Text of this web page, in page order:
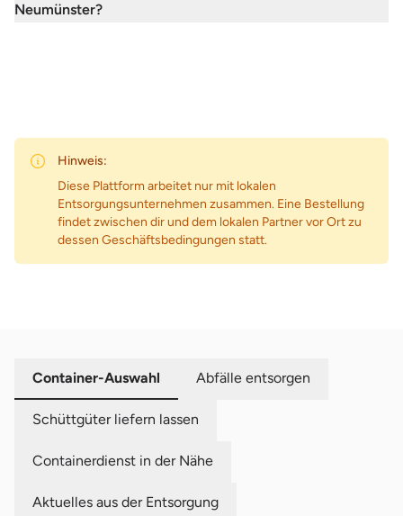
Neumünster?
Hinweis:
Diese Plattform arbeitet nur mit lokalen
Entsorgungsunternehmen zusammen. Eine Bestellung
findet zwischen dir und dem lokalen Partner vor Ort zu
dessen Geschäftsbedingungen statt.
Container-Auswahl Abfälle entsorgen
Schüttgüter liefern lassen
Containerdienst in der Nähe
Aktuelles aus der Entsorgung